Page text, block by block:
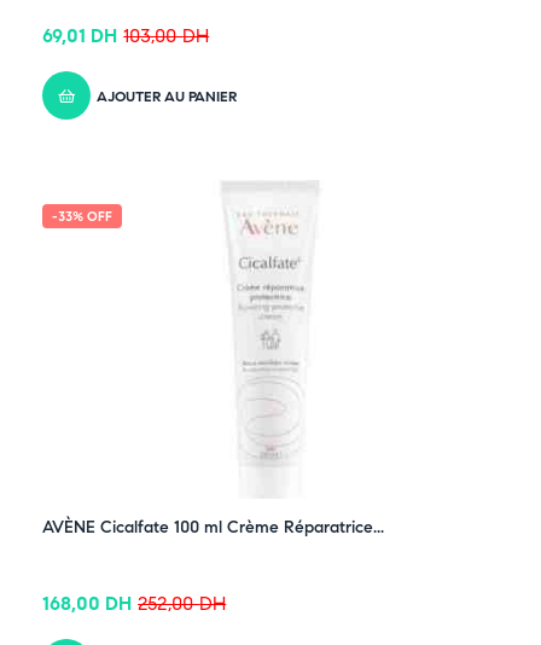
103,00DH
69,01 DH
AJOUTER AU PANIER
-33% OFF
AVÈNE Cicalfate 100 ml Crème Réparatrice...
252,00DH
168,00 DH